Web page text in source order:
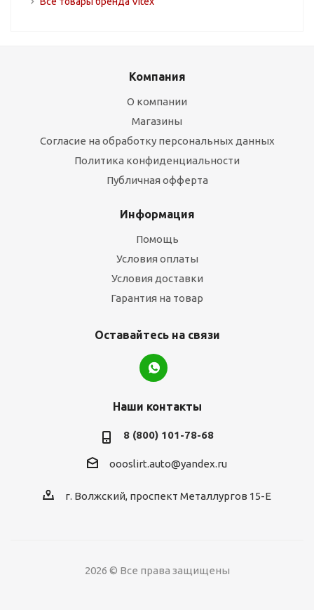
Компания
О компании
Магазины
Согласие на обработку персональных данных
Политика конфиденциальности
Публичная офферта
Информация
Помощь
Условия оплаты
Условия доставки
Гарантия на товар
Оставайтесь на связи
Наши контакты
8 (800) 101-78-68
oooslirt.auto@yandex.ru
г. Волжский, проспект Металлургов 15-Е
2026 © Все права защищены